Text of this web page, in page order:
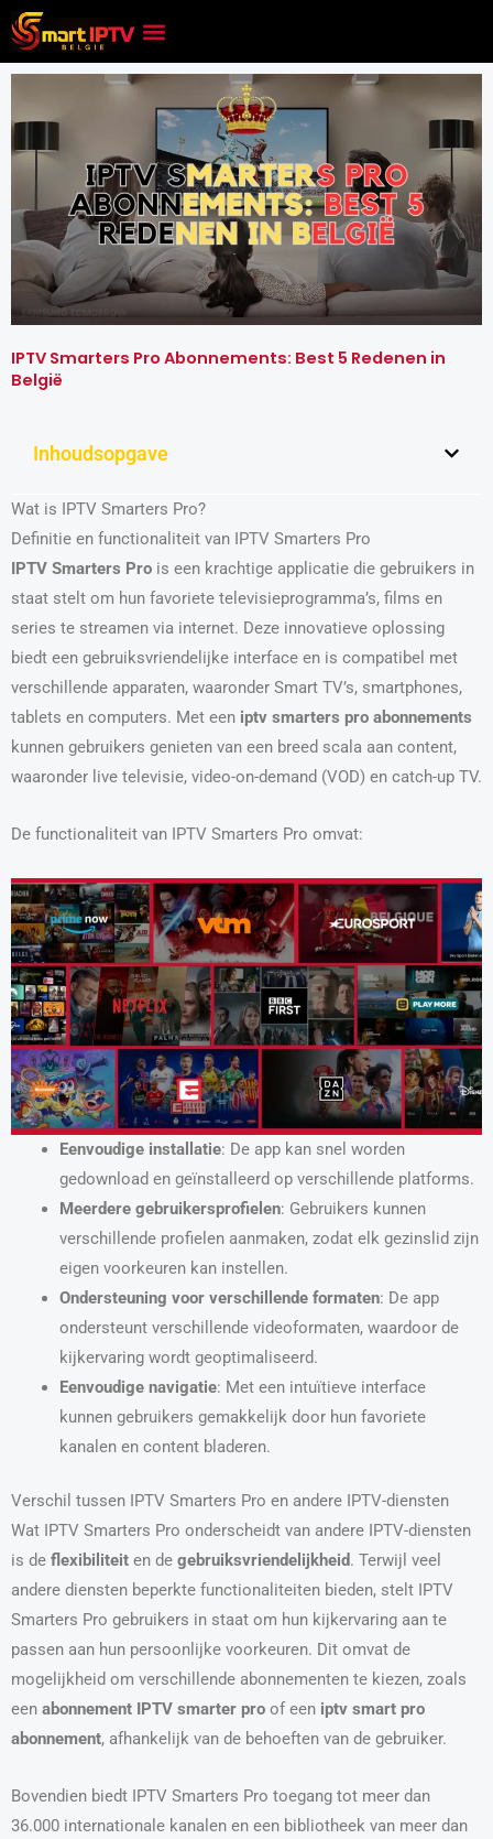
Skip
to
content
IPTV Smarters Pro Abonnements: Best 5 Redenen in
België
Inhoudsopgave
Wat is IPTV Smarters Pro?
Definitie en functionaliteit van IPTV Smarters Pro
IPTV Smarters Pro is een krachtige applicatie die gebruikers in
staat stelt om hun favoriete televisieprogramma’s, films en
series te streamen via internet. Deze innovatieve oplossing
biedt een gebruiksvriendelijke interface en is compatibel met
verschillende apparaten, waaronder Smart TV’s, smartphones,
tablets en computers. Met een iptv smarters pro abonnements
kunnen gebruikers genieten van een breed scala aan content,
waaronder live televisie, video-on-demand (VOD) en catch-up TV.
De functionaliteit van IPTV Smarters Pro omvat:
Eenvoudige installatie: De app kan snel worden
gedownload en geïnstalleerd op verschillende platforms.
Meerdere gebruikersprofielen: Gebruikers kunnen
verschillende profielen aanmaken, zodat elk gezinslid zijn
eigen voorkeuren kan instellen.
Ondersteuning voor verschillende formaten: De app
ondersteunt verschillende videoformaten, waardoor de
kijkervaring wordt geoptimaliseerd.
Eenvoudige navigatie: Met een intuïtieve interface
kunnen gebruikers gemakkelijk door hun favoriete
kanalen en content bladeren.
Verschil tussen IPTV Smarters Pro en andere IPTV-diensten
Wat IPTV Smarters Pro onderscheidt van andere IPTV-diensten
is de flexibiliteit en de gebruiksvriendelijkheid. Terwijl veel
andere diensten beperkte functionaliteiten bieden, stelt IPTV
Smarters Pro gebruikers in staat om hun kijkervaring aan te
passen aan hun persoonlijke voorkeuren. Dit omvat de
mogelijkheid om verschillende abonnementen te kiezen, zoals
een abonnement IPTV smarter pro of een iptv smart pro
abonnement, afhankelijk van de behoeften van de gebruiker.
Bovendien biedt IPTV Smarters Pro toegang tot meer dan
36.000 internationale kanalen en een bibliotheek van meer dan